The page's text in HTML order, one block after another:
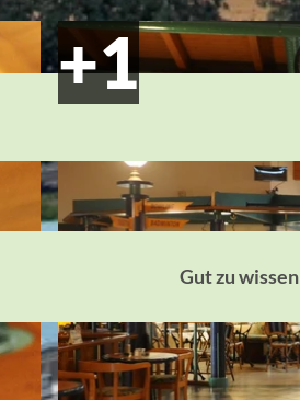
Gut zu wissen